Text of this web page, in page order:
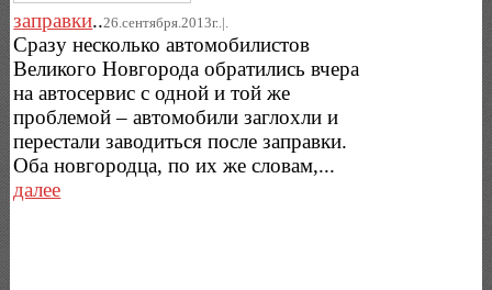
заправки..26.сентября.2013г..|.
Сразу несколько автомобилистов
Великого Новгорода обратились вчера
на автосервис с одной и той же
проблемой – автомобили заглохли и
перестали заводиться после заправки.
Оба новгородца, по их же словам,...
далее